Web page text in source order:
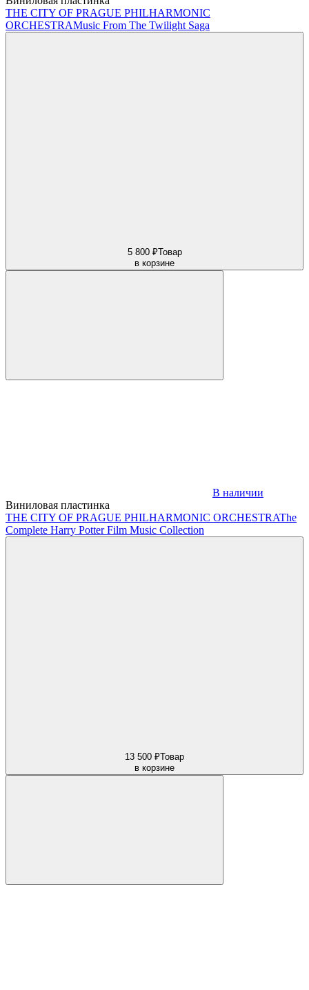
THE CITY OF PRAGUE PHILHARMONIC
ORCHESTRAMusic From The Twilight Saga
5 800 ₽Товар
в корзине
В наличии
Виниловая пластинка
THE CITY OF PRAGUE PHILHARMONIC ORCHESTRAThe
Complete Harry Potter Film Music Collection
13 500 ₽Товар
в корзине